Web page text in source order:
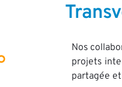
Nos
projets
partagée